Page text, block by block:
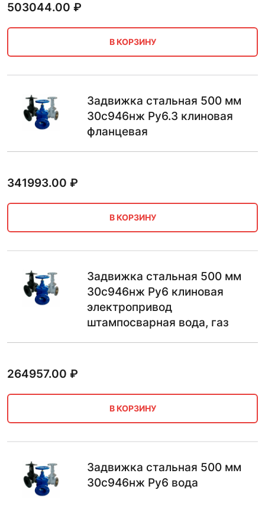
503044.00 ₽
В КОРЗИНУ
Задвижка стальная 500 мм
30с946нж Ру6.3 клиновая
фланцевая
341993.00 ₽
В КОРЗИНУ
Задвижка стальная 500 мм
30с946нж Ру6 клиновая
электропривод
штампосварная вода, газ
264957.00 ₽
В КОРЗИНУ
Задвижка стальная 500 мм
30с946нж Ру6 вода